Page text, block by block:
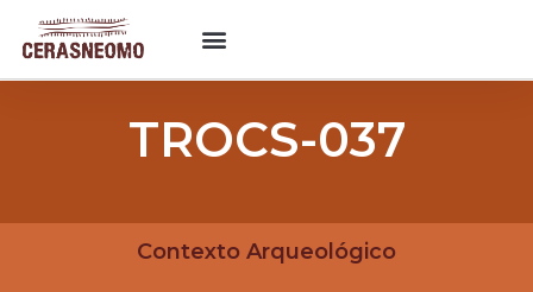
TROCS-037
Contexto Arqueológico